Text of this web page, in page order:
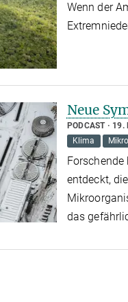
Wenn der
Neue
PODCAST
19.
Klima
entdeckt,
das